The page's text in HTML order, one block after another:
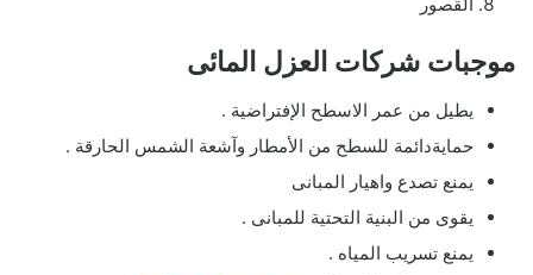
موجبات شركات العزل المائى
يطيل من عمر الاسطح الإفتراضية .
حمايةدائمة للسطح من الأمطار وآشعة الشمس الحارقة .
يمنع تصدع واهيار المبانى
يقوى من البنية التحتية للمبانى .
يمنع تسريب المياه .